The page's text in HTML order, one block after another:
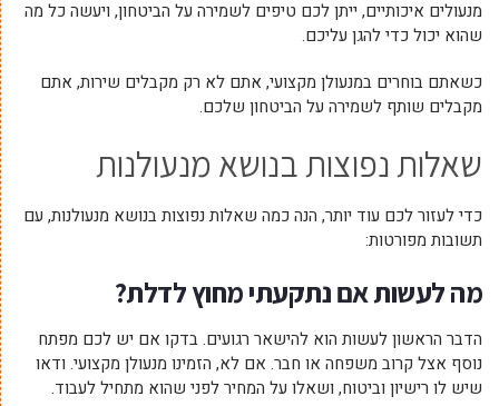
מנעולים איכותיים, ייתן לכם טיפים לשמירה על הביטחון, ויעשה כל מה
שהוא יכול כדי להגן עליכם.
כשאתם בוחרים במנעולן מקצועי, אתם לא רק מקבלים שירות, אתם
מקבלים שותף לשמירה על הביטחון שלכם.
שאלות נפוצות בנושא מנעולנות
כדי לעזור לכם עוד יותר, הנה כמה שאלות נפוצות בנושא מנעולנות, עם
תשובות מפורטות:
מה לעשות אם נתקעתי מחוץ לדלת?
הדבר הראשון לעשות הוא להישאר רגועים. בדקו אם יש לכם מפתח
נוסף אצל קרוב משפחה או חבר. אם לא, הזמינו מנעולן מקצועי. ודאו
שיש לו רישיון וביטוח, ושאלו על המחיר לפני שהוא מתחיל לעבוד.